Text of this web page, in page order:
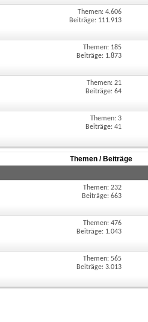
Themen: 4.606
Beiträge: 111.913
Themen: 185
Beiträge: 1.873
Themen: 21
Beiträge: 64
Themen: 3
Beiträge: 41
Themen / Beiträge
Themen: 232
Beiträge: 663
Themen: 476
Beiträge: 1.043
Themen: 565
Beiträge: 3.013